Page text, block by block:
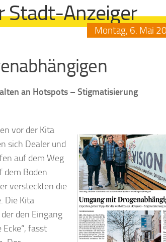
Stadt-Anzeiger
Montag, 6. Mai
an Hotspots – Stigmatisierung
vor der Kita
sich Dealer und
auf dem Weg
dem Boden
versteckten die
Die Kita
den Eingang
fasst